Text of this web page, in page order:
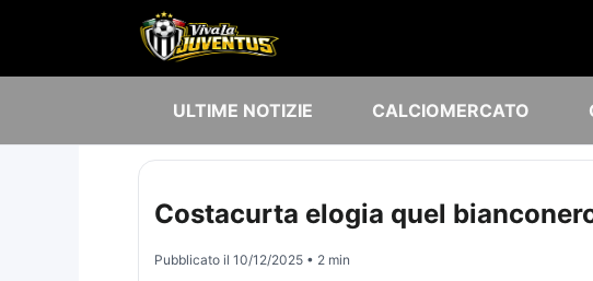
ULTIME NOTIZIE CALCIOMERCATO
Costacurta elogia quel
Pubblicato il 10/12/2025• 2 min